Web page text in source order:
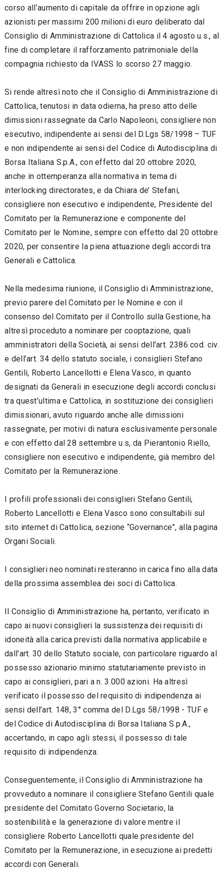
corso all’aumento di capitale da offrire in opzione agli
azionisti per massimi 200 milioni di euro deliberato dal
Consiglio di Amministrazione di Cattolica il 4 agosto u.s., al
fine di completare il rafforzamento patrimoniale della
compagnia richiesto da IVASS lo scorso 27 maggio.
Si rende altresì noto che il Consiglio di Amministrazione di
Cattolica, tenutosi in data odierna, ha preso atto delle
dimissioni rassegnate da Carlo Napoleoni, consigliere non
esecutivo, indipendente ai sensi del D.Lgs 58/1998 – TUF
e non indipendente ai sensi del Codice di Autodisciplina di
Borsa Italiana S.p.A., con effetto dal 20 ottobre 2020,
anche in ottemperanza alla normativa in tema di
interlocking directorates, e da Chiara de’ Stefani,
consigliere non esecutivo e indipendente, Presidente del
Comitato per la Remunerazione e componente del
Comitato per le Nomine, sempre con effetto dal 20 ottobre
2020, per consentire la piena attuazione degli accordi tra
Generali e Cattolica.
Nella medesima riunione, il Consiglio di Amministrazione,
previo parere del Comitato per le Nomine e con il
consenso del Comitato per il Controllo sulla Gestione, ha
altresì proceduto a nominare per cooptazione, quali
amministratori della Società, ai sensi dell’art. 2386 cod. civ.
e dell’art. 34 dello statuto sociale, i consiglieri Stefano
Gentili, Roberto Lancellotti e Elena Vasco, in quanto
designati da Generali in esecuzione degli accordi conclusi
tra quest’ultima e Cattolica, in sostituzione dei consiglieri
dimissionari, avuto riguardo anche alle dimissioni
rassegnate, per motivi di natura esclusivamente personale
e con effetto dal 28 settembre u.s, da Pierantonio Riello,
consigliere non esecutivo e indipendente, già membro del
Comitato per la Remunerazione.
I profili professionali dei consiglieri Stefano Gentili,
Roberto Lancellotti e Elena Vasco sono consultabili sul
sito internet di Cattolica, sezione “Governance”, alla pagina
Organi Sociali.
I consiglieri neo nominati resteranno in carica fino alla data
della prossima assemblea dei soci di Cattolica.
Il Consiglio di Amministrazione ha, pertanto, verificato in
capo ai nuovi consiglieri la sussistenza dei requisiti di
idoneità alla carica previsti dalla normativa applicabile e
dall’art. 30 dello Statuto sociale, con particolare riguardo al
possesso azionario minimo statutariamente previsto in
capo ai consiglieri, pari a n. 3.000 azioni. Ha altresì
verificato il possesso del requisito di indipendenza ai
sensi dell’art. 148, 3° comma del D.Lgs 58/1998 - TUF e
del Codice di Autodisciplina di Borsa Italiana S.p.A.,
accertando, in capo agli stessi, il possesso di tale
requisito di indipendenza.
Conseguentemente, il Consiglio di Amministrazione ha
provveduto a nominare il consigliere Stefano Gentili quale
presidente del Comitato Governo Societario, la
sostenibilità e la generazione di valore mentre il
consigliere Roberto Lancellotti quale presidente del
Comitato per la Remunerazione, in esecuzione ai predetti
accordi con Generali.